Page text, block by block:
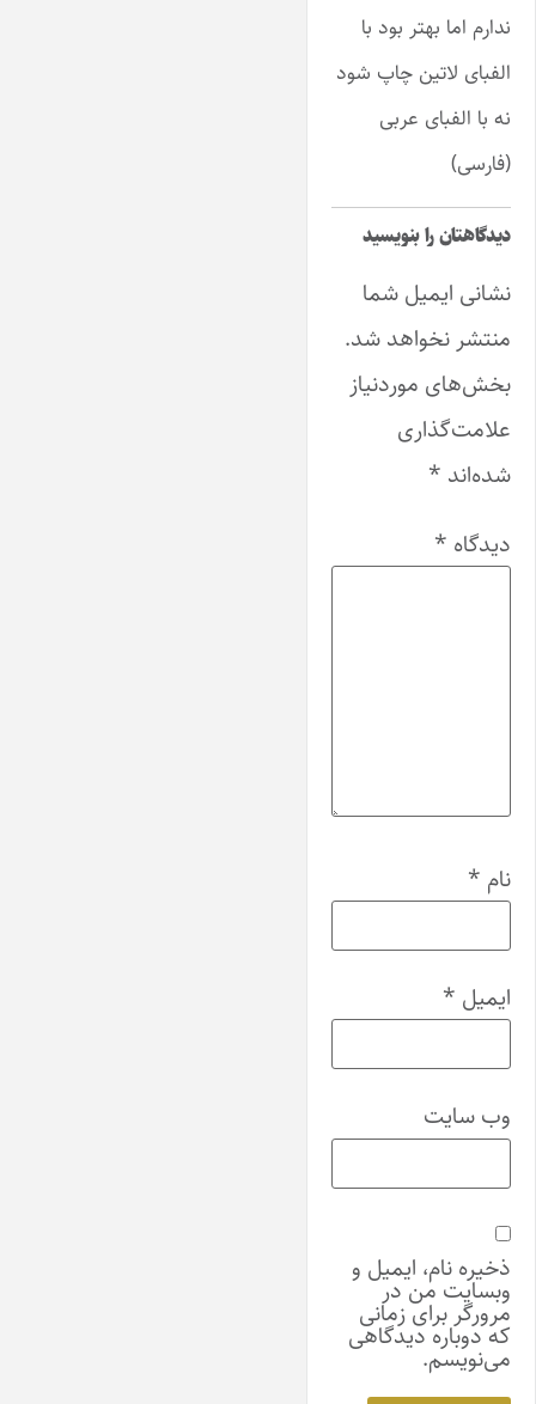
ندارم اما بهتر بود با
الفبای لاتین چاپ شود
نه با الفبای عربی
(فارسی)
دیدگاهتان را بنویسید
نشانی ایمیل شما
منتشر نخواهد شد.
بخش‌های موردنیاز
علامت‌گذاری
شده‌اند *
دیدگاه *
نام *
ایمیل *
وب‌ سایت
ذخیره نام، ایمیل و
وبسایت من در
مرورگر برای زمانی
که دوباره دیدگاهی
می‌نویسم.